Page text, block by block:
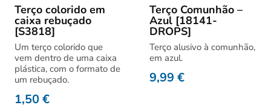
Terço colorido em
caixa rebuçado
[S3818]
Um terço colorido que
vem dentro de uma caixa
plástica, com o formato de
um rebuçado.
1,50€
Terço Comunhão –
Azul [18141-
DROPS]
Terço alusivo à comunhão,
em azul.
9,99 €